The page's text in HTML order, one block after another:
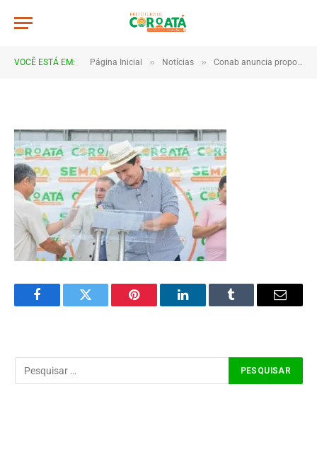
VOCÊ ESTÁ EM: Página Inicial » Notícias » Conab anuncia propostas do PAA aprovadas para grupos rurais de Coroatá
a0017
FacebookTwitter Pinterest LinkedInTumblr Email